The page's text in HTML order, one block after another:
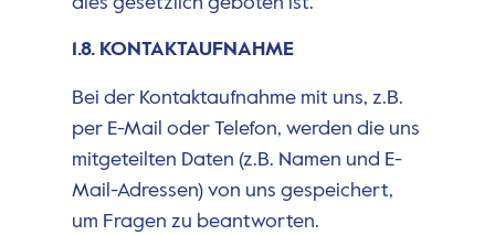
1.8. KONTAKTAUFNAHME
Bei der Kontaktaufnahme mit uns, z.B.
per E-Mail oder Telefon, werden die uns
mitgeteilten Daten (z.B. Namen und E-
Mail-Adressen) von uns gespeichert,
um Fragen zu beantworten.